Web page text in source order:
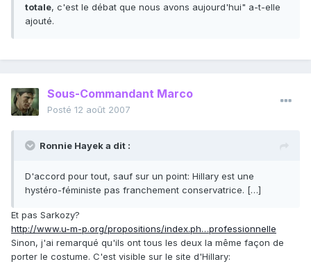
totale, c'est le débat que nous avons aujourd'hui" a-t-elle
ajouté.
Sous-Commandant Marco
Posté 12 août 2007
Ronnie Hayek a dit :
D'accord pour tout, sauf sur un point: Hillary est une
hystéro-féministe pas franchement conservatrice. […]
Et pas Sarkozy?
http://www.u-m-p.org/propositions/index.ph…professionnelle
Sinon, j'ai remarqué qu'ils ont tous les deux la même façon de
porter le costume. C'est visible sur le site d'Hillary: